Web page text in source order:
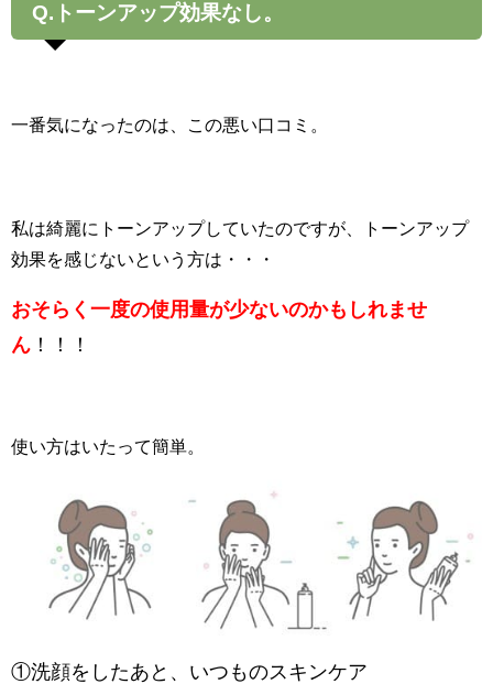
Q.トーンアップ効果なし。
一番気になったのは、この悪い口コミ。
私は綺麗にトーンアップしていたのですが、トーンアップ
効果を感じないという方は・・・
おそらく一度の使用量が少ないのかもしれませ
ん ！！！
使い方はいたって簡単。
①洗顔をしたあと、いつものスキンケア